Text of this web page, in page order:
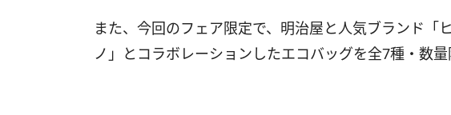
また、今回のフェア限定で、明治屋と人気ブランド「
ノ」とコラボレーションしたエコバッグを全7種・数量